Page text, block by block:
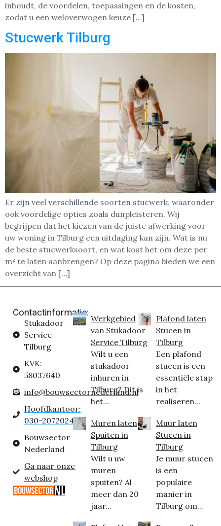
inhoudt, de voordelen, toepassingen en de kosten,
zodat u een weloverwogen keuze […]
Stucwerk Tilburg
Er zijn veel verschillende soorten stucwerk, waaronder
ook voordelige opties zoals dunpleisteren. Wij
begrijpen dat het kiezen van de juiste afwerking voor
uw woning in Tilburg een uitdaging kan zijn. Wat is nu
de beste stucwerksoort, en wat kost het om deze per
m² te laten aanbrengen? Op deze pagina bieden we een
overzicht van […]
Contactinformatie:
Stukadoor
Service
Tilburg
KVK:
58037640
info@bouwsectornederland.nl
Hoofdkantoor:
030-2072024
Bouwsector
Nederland
Ga naar onze
webshop
Werkgebied
van Stukadoor
Service Tilburg
Wilt u een
stukadoor
inhuren in
Tilburg? Dit is
het...
Muren laten
Spuiten in
Tilburg
Wilt u uw
muren
spuiten? Al
meer dan 20
jaar...
Plafond laten
Stucen in
Tilburg
Een plafond
stucen is een
essentiële stap
in het
realiseren...
Muur laten
Stucen in
Tilburg
Je muur stucen
is een
populaire
manier in
Tilburg om...